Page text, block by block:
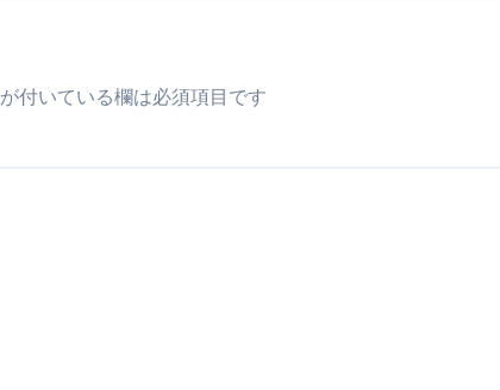
が付いている欄は必須項目です